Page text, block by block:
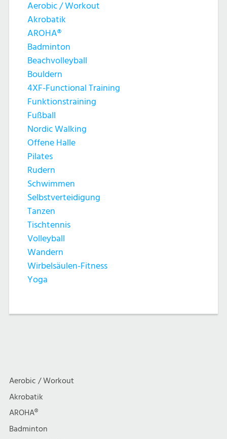
Aerobic / Workout
Akrobatik
AROHA®
Badminton
Beachvolleyball
Bouldern
4XF-Functional Training
Funktionstraining
Fußball
Nordic Walking
Offene Halle
Pilates
Rudern
Schwimmen
Selbstverteidigung
Tanzen
Tischtennis
Volleyball
Wandern
Wirbelsäulen-Fitness
Yoga
Aerobic / Workout
Akrobatik
AROHA®
Badminton